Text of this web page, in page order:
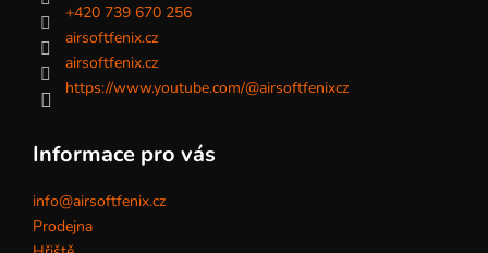
+420 739 670 256
airsoftfenix.cz
airsoftfenix.cz
https://www.youtube.com/@airsoftfenixcz
Informace pro vás
info@airsoftfenix.cz
Prodejna